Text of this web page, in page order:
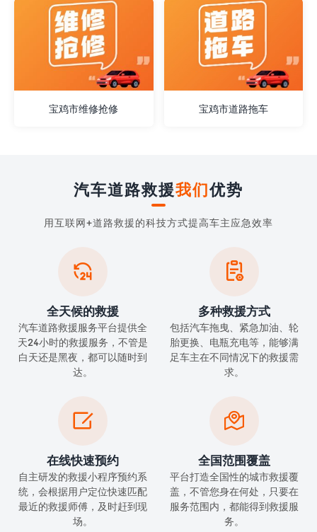
宝鸡市维修抢修 宝鸡市道路拖车
汽车道路救援我们优势
用互联网+道路救援的科技方式提高车主应急效率

全天候的救援
汽车道路救援服务平台提供全
天24小时的救援服务，不管是
白天还是黑夜，都可以随时到
达。

多种救援方式
包括汽车拖曳、紧急加油、轮
胎更换、电瓶充电等，能够满
足车主在不同情况下的救援需
求。

在线快速预约
自主研发的救援小程序预约系
统，会根据用户定位快速匹配
最近的救援师傅，及时赶到现
场。

全国范围覆盖
平台打造全国性的城市救援覆
盖，不管您身在何处，只要在
服务范围内，都能得到救援服
务。